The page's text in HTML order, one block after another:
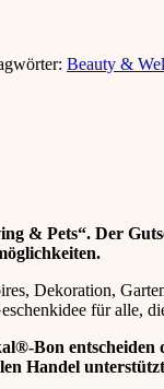
Beauty &
& Pets“. Der
Dekoration,
für alle,
Bon
Handel